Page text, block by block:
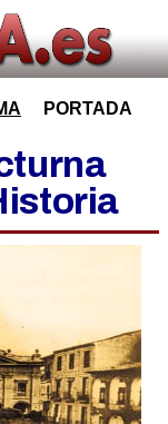
PORTADA